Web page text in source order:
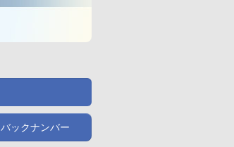
バックナンバー